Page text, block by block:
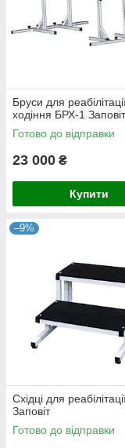
Бруси для
ходіння БРХ-1 Заповіт
Готово до відправки
23 000 ₴
Купити
–9%
Східці для
Заповіт
Готово до відправки